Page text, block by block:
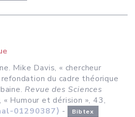
Mike Davis, « chercheur
du cadre théorique
Revue des Sciences
« Humour et dérision », 43,
01290387⟩ - Bibtex